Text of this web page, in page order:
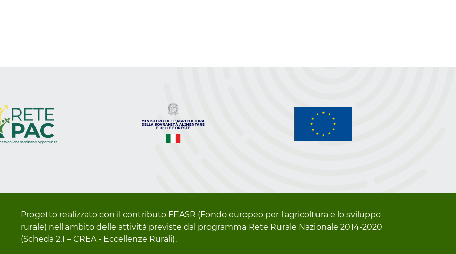
Progetto realizzato con il contributo FEASR (Fondo europeo per l'agricoltura e lo sviluppo
rurale) nell'ambito delle attività previste dal programma Rete Rurale Nazionale 2014-2020
(Scheda 2.1 – CREA - Eccellenze Rurali).